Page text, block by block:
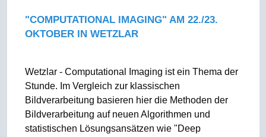
"COMPUTATIONAL IMAGING" AM 22./23.
OKTOBER IN WETZLAR
Wetzlar - Computational Imaging ist ein Thema der
Stunde. Im Vergleich zur klassischen
Bildverarbeitung basieren hier die Methoden der
Bildverarbeitung auf neuen Algorithmen und
statistischen Lösungsansätzen wie "Deep